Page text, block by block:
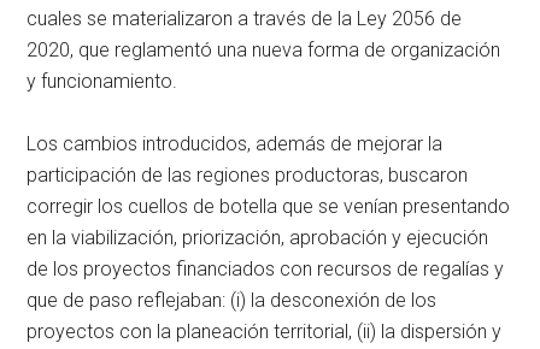
cuales se materializaron a través de la Ley 2056 de
2020, que reglamentó una nueva forma de organización
y funcionamiento.
Los cambios introducidos, además de mejorar la
participación de las regiones productoras, buscaron
corregir los cuellos de botella que se venían presentando
en la viabilización, priorización, aprobación y ejecución
de los proyectos financiados con recursos de regalías y
que de paso reflejaban: (i) la desconexión de los
proyectos con la planeación territorial, (ii) la dispersión y